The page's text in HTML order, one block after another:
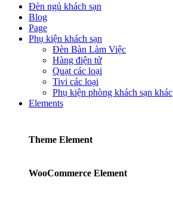
Đèn ngủ khách sạn
Blog
Page
Phụ kiện khách sạn
Đèn Bàn Làm Việc
Hàng điện tử
Quạt các loại
Tivi các loại
Phụ kiện phòng khách sạn khác
Elements
Theme Element
WooCommerce Element